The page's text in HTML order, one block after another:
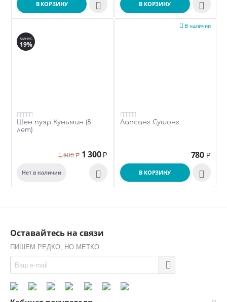
В КОРЗИНУ  В КОРЗИНУ 
МИНУС
19%
Шен пуэр Куньмин (8
лет)
1 600 Р 1 300 Р
Нет в наличии 
В наличии

Лапсанг Сушонг
780 Р
В КОРЗИНУ 
Оставайтесь на связи
ПИШЕМ РЕДКО, НО МЕТКО